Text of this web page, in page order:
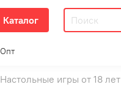
Каталог
Опт
Настольные игры от 18 лет